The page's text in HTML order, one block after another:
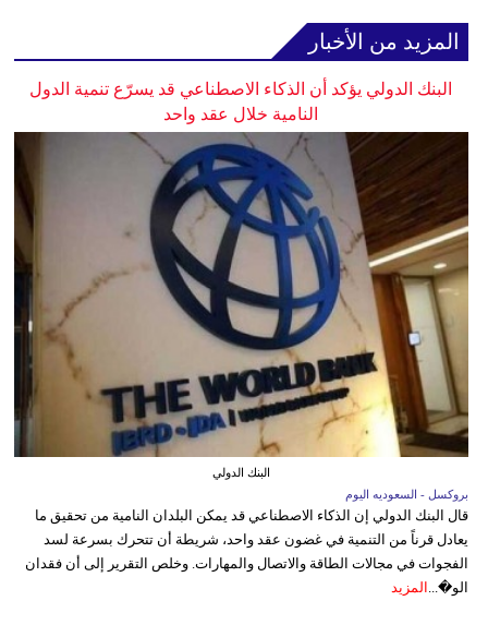
المزيد من الأخبار
البنك الدولي يؤكد أن الذكاء الاصطناعي قد يسرّع تنمية الدول
النامية خلال عقد واحد
البنك الدولي
بروكسل - السعوديه اليوم
قال البنك الدولي إن الذكاء الاصطناعي قد يمكن البلدان النامية من تحقيق ما
يعادل قرناً من التنمية في غضون عقد واحد، شريطة أن تتحرك بسرعة لسد
الفجوات في مجالات الطاقة والاتصال والمهارات. وخلص التقرير إلى أن فقدان
الو�... المزيد